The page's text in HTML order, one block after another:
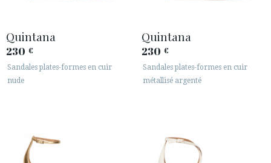
Quintana
230 €
Sandales plates-formes en cuir
nude
Quintana
230 €
Sandales plates-formes en cuir
métallisé argenté